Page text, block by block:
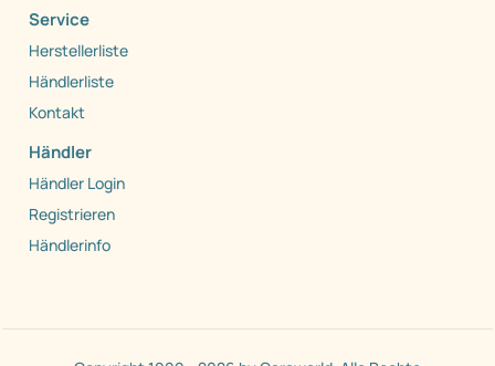
Service
Herstellerliste
Händlerliste
Kontakt
Händler
Händler Login
Registrieren
Händlerinfo